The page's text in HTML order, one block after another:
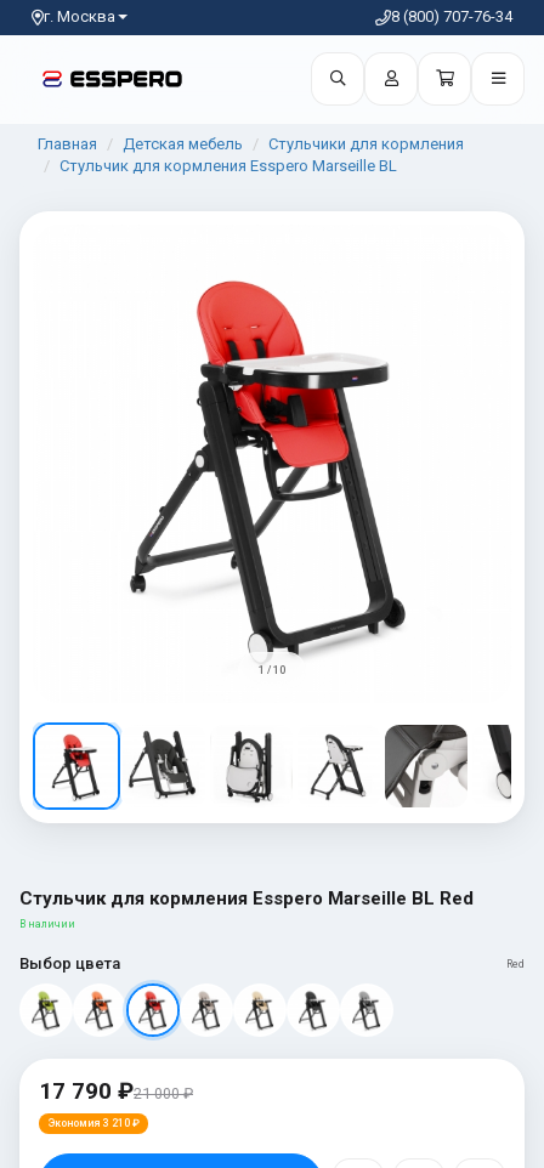
г. Москва 8 (800) 707-76-34
Главная Детская мебель
Стульчики для кормления
Стульчик для кормления Esspero Marseille BL
1 / 10
Стульчик для кормления Esspero Marseille BL Red
В наличии
Выбор цвета Red
17 790 ₽21 000 ₽
Экономия 3 210 ₽